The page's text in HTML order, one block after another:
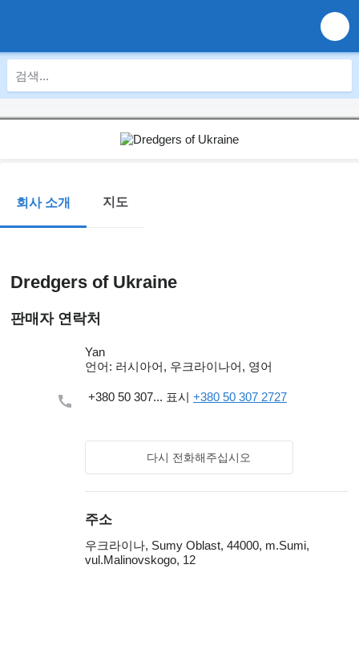
회사 소개 지도
Dredgers of Ukraine
판매자 연락처
Yan
언어: 러시아어, 우크라이나어, 영어
+380 50 307... 표시 +380 50 307 2727
다시 전화해주십시오
주소
우크라이나, Sumy Oblast, 44000, m.Sumi,
vul.Malinovskogo, 12